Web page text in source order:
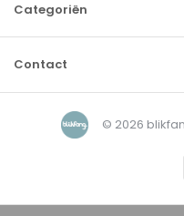
Categoriën
Contact
© 2026